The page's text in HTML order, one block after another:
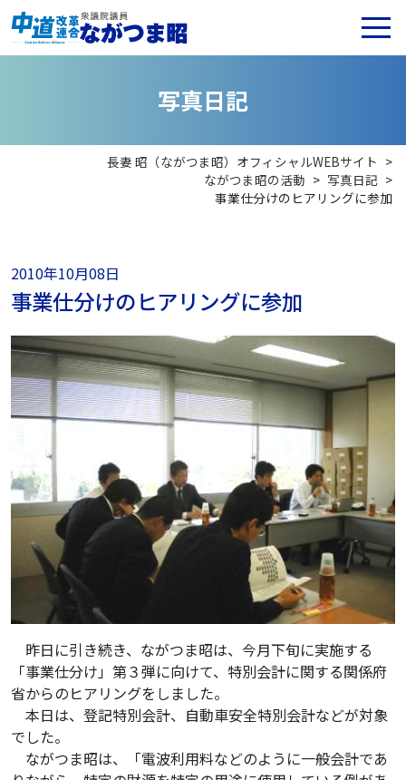
写真日記
長妻 昭（ながつま昭）オフィシャルWEBサイト >
ながつま昭の活動 > 写真日記 >
事業仕分けのヒアリングに参加
2010年10月08日
事業仕分けのヒアリングに参加
昨日に引き続き、ながつま昭は、今月下旬に実施する
「事業仕分け」第３弾に向けて、特別会計に関する関係府
省からのヒアリングをしました。
本日は、登記特別会計、自動車安全特別会計などが対象
でした。
ながつま昭は、「電波利用料などのように一般会計であ